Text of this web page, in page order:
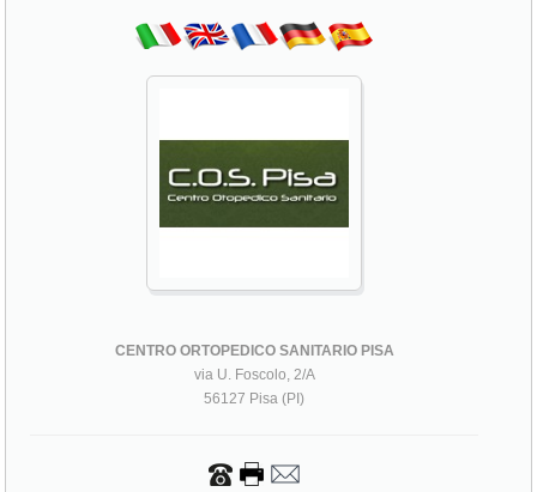
CENTRO ORTOPEDICO SANITARIO PISA
via U. Foscolo, 2/A
56127 Pisa (PI)